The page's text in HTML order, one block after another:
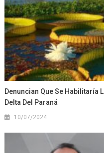
Denuncian Que Se Habilitaría
Delta Del Paraná
10/07/2024